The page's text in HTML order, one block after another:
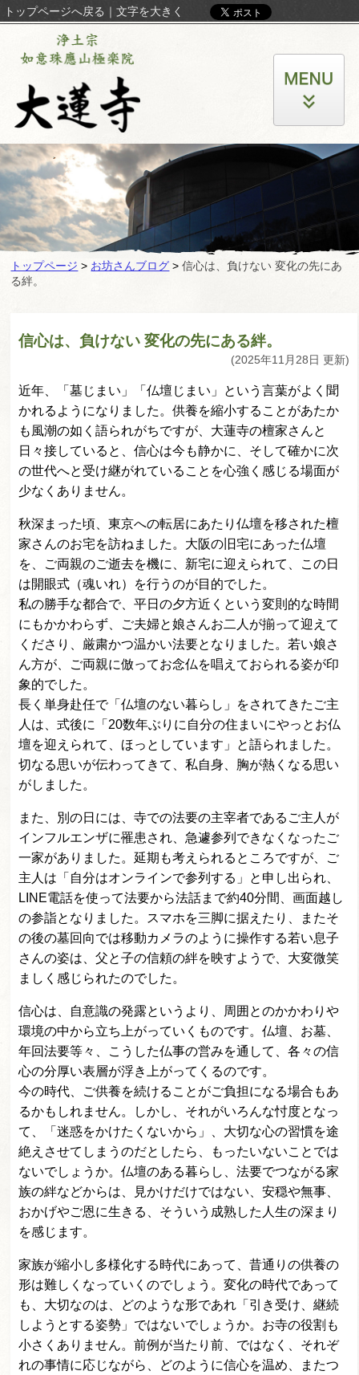
トップページへ戻る ｜ 文字を大きく
トップページ > お坊さんブログ >信心は、負けない 変化の先にあ
る絆。
信心は、負けない 変化の先にある絆。
(2025年11月28日 更新)
近年、「墓じまい」「仏壇じまい」という言葉がよく聞
かれるようになりました。供養を縮小することがあたか
も風潮の如く語られがちですが、大蓮寺の檀家さんと
日々接していると、信心は今も静かに、そして確かに次
の世代へと受け継がれていることを心強く感じる場面が
少なくありません。
秋深まった頃、東京への転居にあたり仏壇を移された檀
家さんのお宅を訪ねました。大阪の旧宅にあった仏壇
を、ご両親のご逝去を機に、新宅に迎えられて、この日
は開眼式（魂いれ）を行うのが目的でした。
私の勝手な都合で、平日の夕方近くという変則的な時間
にもかかわらず、ご夫婦と娘さんお二人が揃って迎えて
くださり、厳粛かつ温かい法要となりました。若い娘さ
ん方が、ご両親に倣ってお念仏を唱えておられる姿が印
象的でした。
長く単身赴任で「仏壇のない暮らし」をされてきたご主
人は、式後に「20数年ぶりに自分の住まいにやっとお仏
壇を迎えられて、ほっとしています」と語られました。
切なる思いが伝わってきて、私自身、胸が熱くなる思い
がしました。
また、別の日には、寺での法要の主宰者であるご主人が
インフルエンザに罹患され、急遽参列できなくなったご
一家がありました。延期も考えられるところですが、ご
主人は「自分はオンラインで参列する」と申し出られ、
LINE電話を使って法要から法話まで約40分間、画面越し
の参詣となりました。スマホを三脚に据えたり、またそ
の後の墓回向では移動カメラのように操作する若い息子
さんの姿は、父と子の信頼の絆を映すようで、大変微笑
ましく感じられたのでした。
信心は、自意識の発露というより、周囲とのかかわりや
環境の中から立ち上がっていくものです。仏壇、お墓、
年回法要等々、こうした仏事の営みを通して、各々の信
心の分厚い表層が浮き上がってくるのです。
今の時代、ご供養を続けることがご負担になる場合もあ
るかもしれません。しかし、それがいろんな忖度となっ
て、「迷惑をかけたくないから」、大切な心の習慣を途
絶えさせてしまうのだとしたら、もったいないことでは
ないでしょうか。仏壇のある暮らし、法要でつながる家
族の絆などからは、見かけだけではない、安穏や無事、
おかげやご恩に生きる、そういう成熟した人生の深まり
を感じます。
家族が縮小し多様化する時代にあって、昔通りの供養の
形は難しくなっていくのでしょう。変化の時代であって
も、大切なのは、どのような形であれ「引き受け、継続
しようとする姿勢」ではないでしょうか。お寺の役割も
小さくありません。前例が当たり前、ではなく、それぞ
れの事情に応じながら、どのように信心を温め、またつ